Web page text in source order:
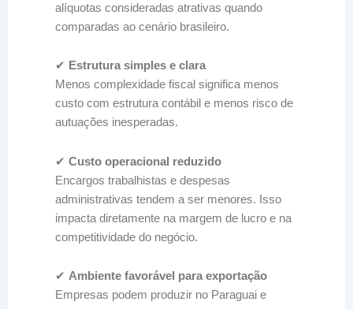
alíquotas consideradas atrativas quando
comparadas ao cenário brasileiro.
✔ Estrutura simples e clara
Menos complexidade fiscal significa menos
custo com estrutura contábil e menos risco de
autuações inesperadas.
✔ Custo operacional reduzido
Encargos trabalhistas e despesas
administrativas tendem a ser menores. Isso
impacta diretamente na margem de lucro e na
competitividade do negócio.
✔ Ambiente favorável para exportação
Empresas podem produzir no Paraguai e